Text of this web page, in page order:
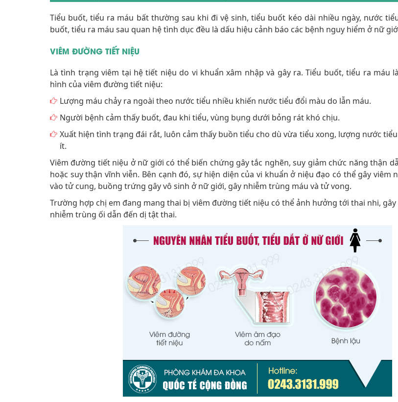
Tiểu buốt, tiểu ra máu bất thường sau khi đi vệ sinh, tiểu buốt kéo dài nhiều ngày, nước
buốt, tiểu ra máu sau quan hệ tình dục đều là dấu hiệu cảnh báo các bệnh nguy hiểm ở nữ
VIÊM ĐƯỜNG TIẾT NIỆU
Là tình trạng viêm tại hệ tiết niệu do vi khuẩn xâm nhập và gây ra. Tiểu buốt, tiểu ra máu
hình của viêm đường tiết niệu:
Lượng máu chảy ra ngoài theo nước tiểu nhiều khiến nước tiểu đổi màu do lẫn máu.
Người bệnh cảm thấy buốt, đau khi tiểu, vùng bụng dưới bỏng rát khó chịu.
Xuất hiện tình trạng đái rắt, luôn cảm thấy buồn tiểu cho dù vừa tiểu xong, lượng nước
ít.
Viêm đường tiết niệu ở nữ giới có thể biến chứng gây tắc nghẽn, suy giảm chức năng thận
hoặc suy thận vĩnh viễn. Bên cạnh đó, sự hiện diện của vi khuẩn ở niệu đạo có thể gây viêm
vào tử cung, buồng trứng gây vô sinh ở nữ giới, gây nhiễm trùng máu và tử vong.
Trường hợp chị em đang mang thai bị viêm đường tiết niệu có thể ảnh hưởng tới thai nhi, gây
nhiễm trùng ối dẫn đến dị tật thai.